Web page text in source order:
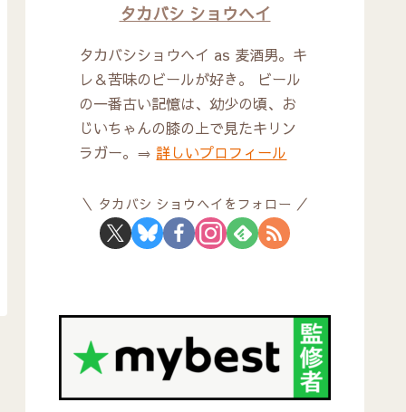
タカバシ ショウヘイ
タカバシショウヘイ as 麦酒男。キ
レ＆苦味のビールが好き。 ビール
の一番古い記憶は、幼少の頃、お
じいちゃんの膝の上で見たキリン
ラガー。⇒詳しいプロフィール
タカバシ ショウヘイをフォロー